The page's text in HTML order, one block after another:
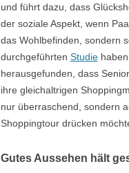
und führt dazu, dass
der soziale Aspekt, wenn
das Wohlbefinden, sondern
durchgeführten Studiehaben
herausgefunden, dass
ihre gleichaltrigen
nur überraschend, sondern
Shoppingtour drücken
Gutes Aussehen hält